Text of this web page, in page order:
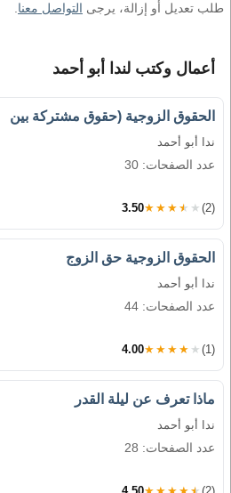
طلب تعديل أو إزالة، يرجى التواصل معنا
أعمال وكتب لندا أبو أحمد
الحقوق الزوجية (حقوق مشتركة بين
ندا أبو أحمد
عدد الصفحات: 30
3.50★★★★★ (2)
الحقوق الزوجية حق الزوج
ندا أبو أحمد
عدد الصفحات: 44
4.00★★★★★ (1)
ماذا تعرف عن ليلة القدر
ندا أبو أحمد
عدد الصفحات: 28